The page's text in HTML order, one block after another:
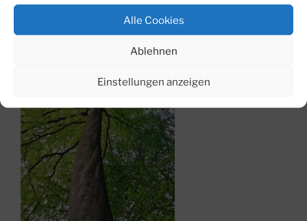
Alle Cookies
Ablehnen
Einstellungen anzeigen